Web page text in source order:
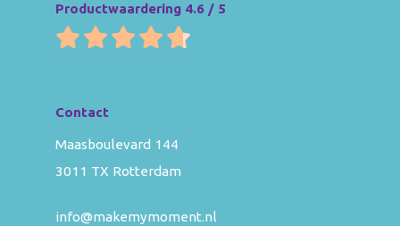
Productwaardering 4.6 / 5
Contact
Maasboulevard 144
3011 TX Rotterdam
info@makemymoment.nl